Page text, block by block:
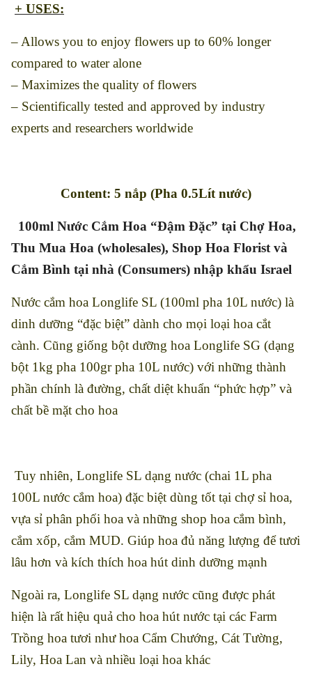
+ USES:
– Allows you to enjoy flowers up to 60% longer
compared to water alone
– Maximizes the quality of flowers
– Scientifically tested and approved by industry
experts and researchers worldwide
Content: 5 nắp (Pha 0.5Lít nước)
100ml Nước Cắm Hoa “Đậm Đặc” tại Chợ Hoa,
Thu Mua Hoa (wholesales), Shop Hoa Florist và
Cắm Bình tại nhà (Consumers) nhập khẩu Israel
Nước cắm hoa Longlife SL (100ml pha 10L nước) là
dinh dưỡng “đặc biệt” dành cho mọi loại hoa cắt
cành. Cũng giống bột dưỡng hoa Longlife SG (dạng
bột 1kg pha 100gr pha 10L nước) với những thành
phần chính là đường, chất diệt khuẩn “phức hợp” và
chất bề mặt cho hoa
Tuy nhiên, Longlife SL dạng nước (chai 1L pha
100L nước cắm hoa) đặc biệt dùng tốt tại chợ sỉ hoa,
vựa sỉ phân phối hoa và những shop hoa cắm bình,
cắm xốp, cắm MUD. Giúp hoa đủ năng lượng để tươi
lâu hơn và kích thích hoa hút dinh dưỡng mạnh
Ngoài ra, Longlife SL dạng nước cũng được phát
hiện là rất hiệu quả cho hoa hút nước tại các Farm
Trồng hoa tươi như hoa Cẩm Chướng, Cát Tường,
Lily, Hoa Lan và nhiều loại hoa khác